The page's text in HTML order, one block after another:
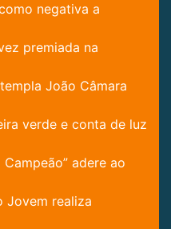
negativa a
premiada na
João Câmara
verde e conta de luz
Campeão” adere ao
Jovem realiza